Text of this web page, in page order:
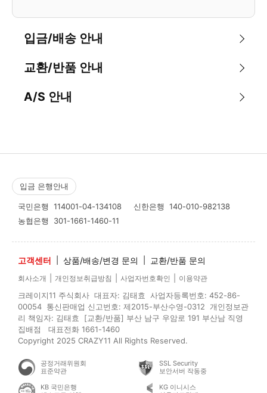
입금/배송 안내
교환/반품 안내
A/S 안내
입금 은행안내
국민은행 114001-04-134108 신한은행 140-010-982138
농협은행 301-1661-1460-11
고객센터 상품/배송/변경 문의 교환/반품 문의
회사소개 개인정보취급방침 사업자번호확인 이용약관
크레이지11 주식회사 대표자: 김태효 사업자등록번호: 452-86-
00054 통신판매업 신고번호: 제2015-부산수영-0312 개인정보관
리 책임자: 김태효 [교환/반품] 부산 남구 우암로 191 부산남 직영
집배점 대표전화 1661-1460
Copyright 2025 CRAZY11 All Rights Reserved.
공정거래위원회
표준약관
SSL Security
보안서버 작동중
KB 국민은행
KG 이니시스